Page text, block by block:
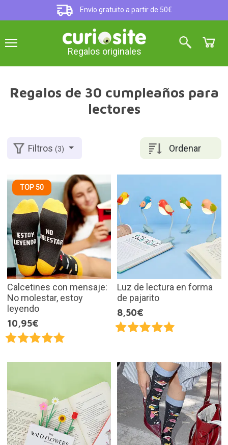
Envío gratuito a partir de 50€
Regalos originales
Regalos de 30 cumpleaños para
lectores
Ordenar
Filtros(3)
TOP 50
Calcetines con mensaje:
No molestar, estoy
leyendo
10,95€
Luz de lectura en forma
de pajarito
8,50€